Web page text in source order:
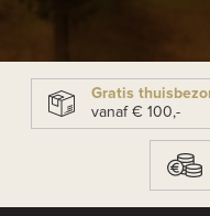
Gratis
vanaf € 100,-